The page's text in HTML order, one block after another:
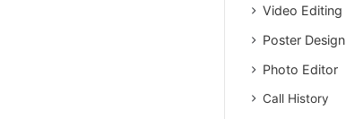
Video Editing
Poster Design
Photo Editor
Call History